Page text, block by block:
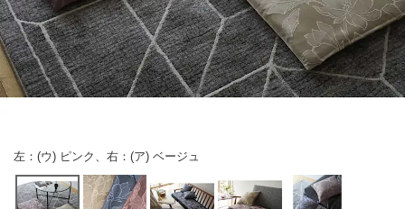
左：(ウ) ピンク、右：(ア) ベージュ